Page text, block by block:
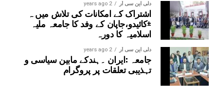
دلی این سی آر 2 years ago
اشتراک کے امکانات کی تلاش میں ہ
±کائیدو،جاپان کے وفد کا جامعہ ملیہ
اسلامیہ کا دورہ
دلی این سی آر 2 years ago
جامعہ :ایران ۔ہندکے مابین سیاسی و
تہذیبی تعلقات پر پروگرام